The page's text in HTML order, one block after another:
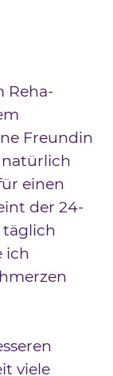
Reha-
Freundin
natürlich
einen
der 24-
täglich
ich
viele